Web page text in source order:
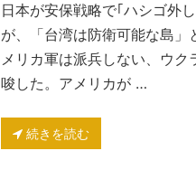
日本が安保戦略で｢ハシゴ外
が、「台湾は防衛可能な島
メリカ軍は派兵しない、ウ
唆した。アメリカが …
続きを読む